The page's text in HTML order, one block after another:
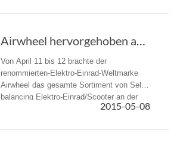
Airwheel hervorgehoben auf Bike-Messe 2015 Gdansk
Von April 11 bis 12 brachte der
renommierten-Elektro-Einrad-Weltmarke
Airwheel das gesamte Sortiment von Self
balancing Elektro-Einrad/Scooter an der
Bike Trade Show 2015 statt in Gdansk,
2015-05-08